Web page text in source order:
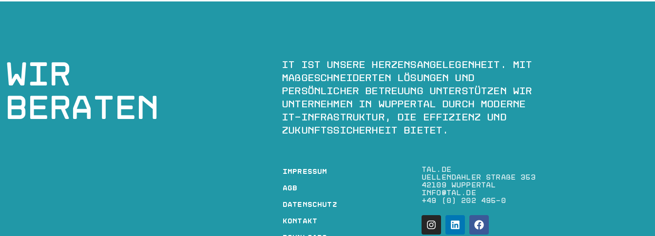
Wir
beraten
IT ist unsere Herzensangelegenheit. Mit
maßgeschneiderten Lösungen und
persönlicher Betreuung unterstützen wir
Unternehmen in Wuppertal durch moderne
IT-Infrastruktur, die Effizienz und
Zukunftssicherheit bietet.
Impressum
AGB
Datenschutz
Kontakt
tal.de
Uellendahler Straße 353
42109 Wuppertal
info@tal.de
+49 (0) 202 495-0